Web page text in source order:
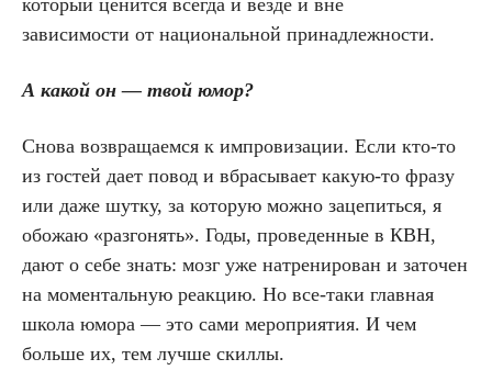
зависимости от национальной принадлежности.
А какой он — твой юмор?
Снова возвращаемся к импровизации. Если кто-то
из гостей дает повод и вбрасывает какую-то фразу
или даже шутку, за которую можно зацепиться, я
обожаю «разгонять». Годы, проведенные в КВН,
дают о себе знать: мозг уже натренирован и заточен
на моментальную реакцию. Но все-таки главная
школа юмора — это сами мероприятия. И чем
больше их, тем лучше скиллы.